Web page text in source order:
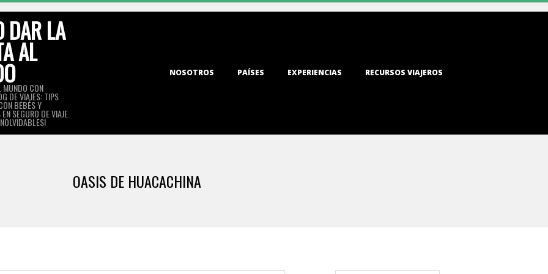
DAR LA
AL
MUNDO CON
DE VIAJES: TIPS
BEBÉS Y
SEGURO DE VIAJE.
NOSOTROS PAÍSES EXPERIENCIAS RECURSOS VIAJEROS
OASIS DE HUACACHINA